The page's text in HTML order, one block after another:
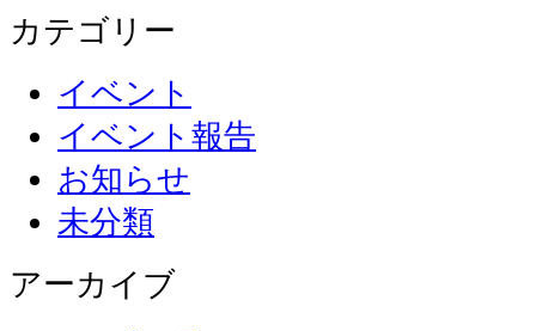
カテゴリー
イベント
イベント報告
お知らせ
未分類
アーカイブ